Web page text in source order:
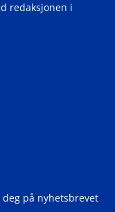
redaksjonen i
på nyhetsbrevet